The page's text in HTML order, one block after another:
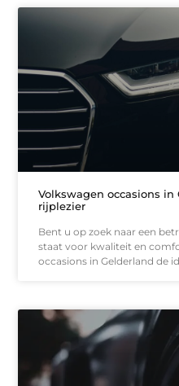
Volkswagen occasions in
rijplezier
Bent u op zoek naar een
staat voor kwaliteit en
occasions in Gelderland de